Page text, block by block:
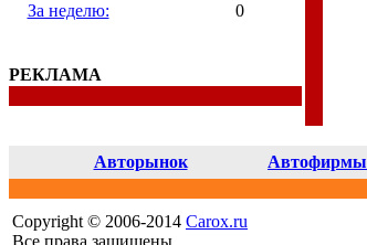
За неделю:
0
РЕКЛАМА
Авторынок Автофирмы
Copyright © 2006-2014 Carox.ru
Все права защищены